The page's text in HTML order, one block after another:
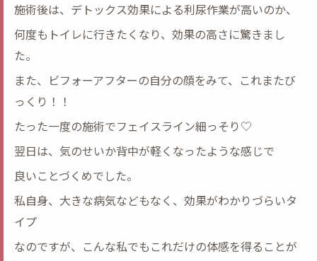
施術後は、デトックス効果による利尿作業が高いのか、
何度もトイレに行きたくなり、効果の高さに驚きまし
た。
また、ビフォーアフターの自分の顔をみて、これまたび
っくり！！
たった一度の施術でフェイスライン細っそり♡
翌日は、気のせいか背中が軽くなったような感じで
良いことづくめでした。
私自身、大きな病気などもなく、効果がわかりづらいタ
イプ
なのですが、こんな私でもこれだけの体感を得ることが